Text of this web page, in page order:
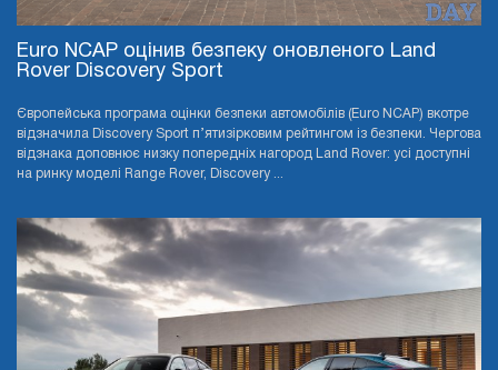
Euro NCAP оцінив безпеку оновленого Land
Rover Discovery Sport
Європейська програма оцінки безпеки автомобілів (Euro NCAP) вкотре
відзначила Discovery Sport п’ятизірковим рейтингом із безпеки. Чергова
відзнака доповнює низку попередніх нагород Land Rover: усі доступні
на ринку моделі Range Rover, Discovery ...